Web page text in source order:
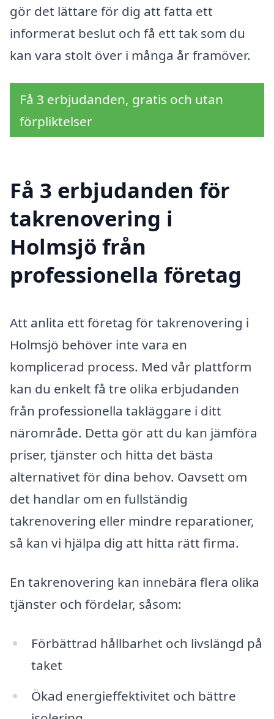
gör det lättare för dig att fatta ett
informerat beslut och få ett tak som du
kan vara stolt över i många år framöver.
Få 3 erbjudanden, gratis och utan
förpliktelser
Få 3 erbjudanden för
takrenovering i
Holmsjö från
professionella företag
Att anlita ett företag för takrenovering i
Holmsjö behöver inte vara en
komplicerad process. Med vår plattform
kan du enkelt få tre olika erbjudanden
från professionella takläggare i ditt
närområde. Detta gör att du kan jämföra
priser, tjänster och hitta det bästa
alternativet för dina behov. Oavsett om
det handlar om en fullständig
takrenovering eller mindre reparationer,
så kan vi hjälpa dig att hitta rätt firma.
En takrenovering kan innebära flera olika
tjänster och fördelar, såsom:
Förbättrad hållbarhet och livslängd på
taket
Ökad energieffektivitet och bättre